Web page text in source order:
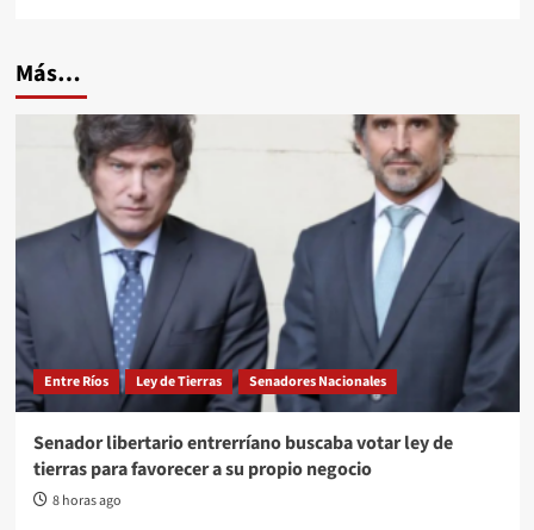
Más…
Entre Ríos Ley de Tierras Senadores Nacionales
Senador libertario entrerríano buscaba votar ley de
tierras para favorecer a su propio negocio
8 horas ago